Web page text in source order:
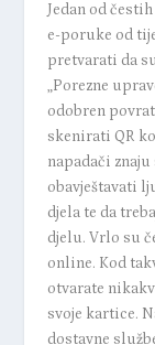
Jedan od
e-poruke od
pretvarati da
„Porezne
odobren
skenirati QR
napadači
obavještavati
djela te da
djelu. Vrlo su
online. Kod
otvarate
svoje kartice.
dostavne